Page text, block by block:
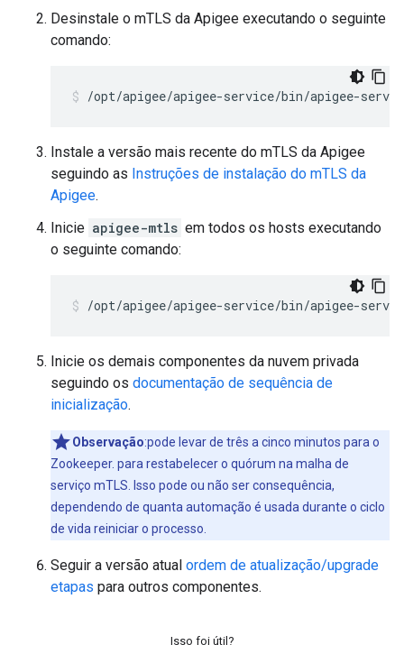
Desinstale o mTLS da Apigee executando o seguinte
comando:
/opt/apigee/apigee-service/bin/apigee-
Instale a versão mais recente do mTLS da Apigee
seguindo as Instruções de instalação do mTLS da
Apigee.
Inicie apigee-mtls em todos os hosts executando
o seguinte comando:
/opt/apigee/apigee-service/bin/apigee-
Inicie os demais componentes da nuvem privada
seguindo os documentação de sequência de
inicialização.
Observação:pode levar de três a cinco minutos para o
Zookeeper. para restabelecer o quórum na malha de
serviço mTLS. Isso pode ou não ser consequência,
dependendo de quanta automação é usada durante o ciclo
de vida reiniciar o processo.
Seguir a versão atual ordem de atualização/upgrade
etapas para outros componentes.
Isso foi útil?